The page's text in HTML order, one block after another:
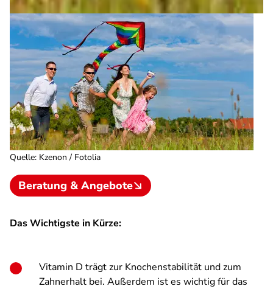
Quelle: Kzenon / Fotolia
Beratung & Angebote
Das Wichtigste in Kürze:
Vitamin D trägt zur Knochenstabilität und zum
Zahnerhalt bei. Außerdem ist es wichtig für das